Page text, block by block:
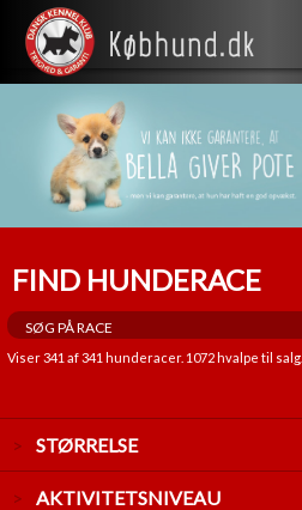
FIND HUNDERACE
Viser341 af341 hunderacer. 1072hvalpe til salg.
STØRRELSE
LILLE
AKTIVITETSNIVEAU